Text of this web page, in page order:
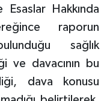
Hakkında
raporun
sağlık
ve davacının bu
dava konusu